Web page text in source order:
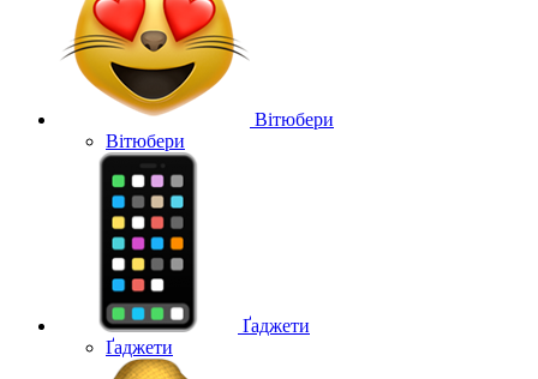
Вітюбери
Вітюбери
Ґаджети
Ґаджети